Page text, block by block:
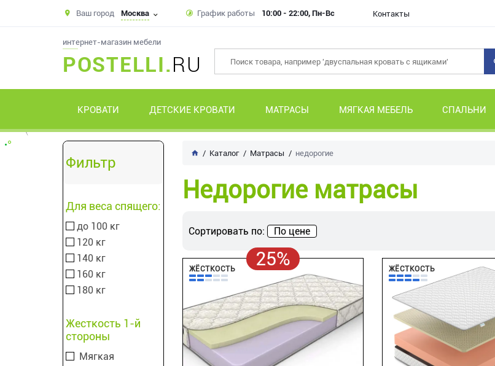
Ваш город Москва График работы 10:00 - 22:00, Пн-Вс Контакты
интернет-магазин мебели
POSTELLI.RU
КРОВАТИ ДЕТСКИЕ КРОВАТИ МАТРАСЫ МЯГКАЯ МЕБЕЛЬ СПАЛЬНИ
Фильтр
Для веса спящего:
до 100 кг
120 кг
140 кг
160 кг
180 кг
Жесткость 1-й
стороны
Мягкая
Каталог Матрасы недорогие
Недорогие матрасы
Сортировать по: По цене
25%
ЖЁСТКОСТЬ ЖЁСТКОСТЬ